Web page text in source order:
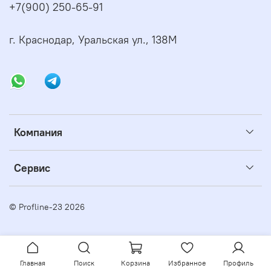
Компания
Сервис
+7(900) 250-65-91
г. Краснодар, Уральская ул., 138М
© Profline-23 2026
Главная Поиск Корзина Избранное Профиль